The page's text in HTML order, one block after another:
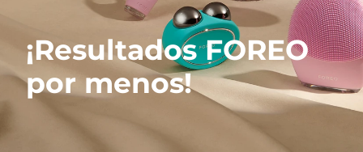
¡Resultados FOREO
por menos!
Mis dispositivos
Mis pedidos
Mis direcciones
FAQ™ Pure Beauty-Tech Elixir
Deutsch
Español
Français
Italiano
Português
Svenska
Русский
Türkçe
繁體中文